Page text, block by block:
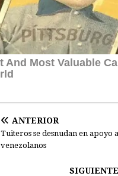
ANTERIOR
Tuiteros se desnudan en apoyo
venezolanos
SIGUIENTE